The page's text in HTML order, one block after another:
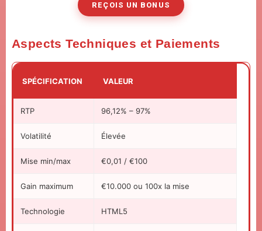
REÇOIS UN BONUS
Aspects Techniques et Paiements
SPÉCIFICATION VALEUR
RTP 96,12% – 97%
Volatilité Élevée
Mise min/max €0,01 / €100
Gain maximum €10.000 ou 100x la mise
Technologie HTML5